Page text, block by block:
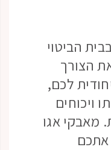
הביטוי
הצורך
לכם,
ויכוחים
מאבקי אגו
אתכם